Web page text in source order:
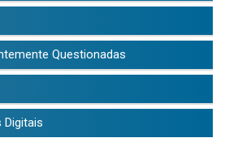
Questionadas